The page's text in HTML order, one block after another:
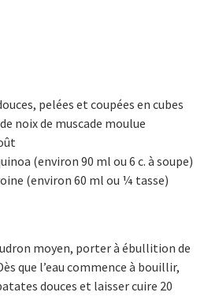
pelées et coupées en cubes
noix de muscade moulue
(environ 90 ml ou 6 c. à soupe)
(environ 60 ml ou ¼ tasse)
moyen, porter à ébullition de
que l’eau commence à bouillir,
douces et laisser cuire 20